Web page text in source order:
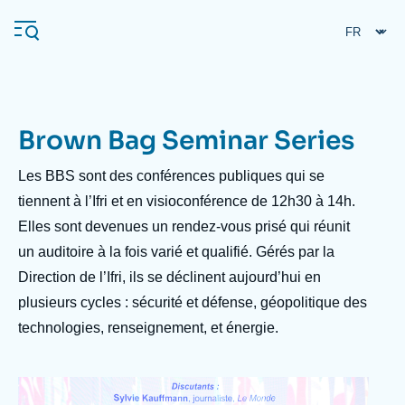
au
contenu
Navigation
principale
L'Ifri
Analyses
Événements
À propos de l'Ifri
L'Ifri en bref
Recherches fréquentes
Proche-Orient
Brown Bag Seminar Series
Les BBS sont des conférences publiques qui se
tiennent à l’Ifri et en visioconférence de 12h30 à 14h.
Elles sont devenues un rendez-vous prisé qui réunit
un auditoire à la fois varié et qualifié. Gérés par la
Direction de l’Ifri, ils se déclinent aujourd’hui en
plusieurs cycles : sécurité et défense, géopolitique des
technologies, renseignement, et énergie.
Image
Taxonomie